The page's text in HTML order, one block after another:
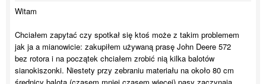
Witam
Chciałem zapytać czy spotkał się ktoś może z takim problemem
jak ja a mianowicie: zakupiłem używaną prasę John Deere 572
bez rotora i na początek chciałem zrobić nią kilka balotów
sianokiszonki. Niestety przy zebraniu materiału na około 80 cm